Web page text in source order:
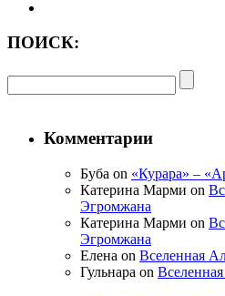
ПОИСК:
Комментарии
Буба on «Курара» –
Катерина Марми on
Эгромжана
Катерина Марми on
Эгромжана
Елена on Вселенная
Гульнара on